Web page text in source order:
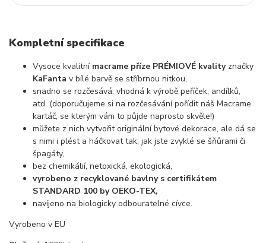
Kompletní specifikace
Vysoce kvalitní macrame příze PRÉMIOVÉ kvalityznačky
KaFanta v bílé barvě se stříbrnou nitkou,
snadno se rozčesává, vhodná k výrobě peříček, andílků,
atd. (doporučujeme si na rozčesávání pořídit náš Macrame
kartáč, se kterým vám to půjde naprosto skvěle!)
můžete z nich vytvořit originální bytové dekorace, ale dá se
s nimi i plést a háčkovat tak, jak jste zvyklé se šňůrami či
špagáty,
bez chemikálií, netoxická, ekologická,
vyrobeno z recyklované bavlny s certifikátem
STANDARD 100 by OEKO-TEX,
navíjeno na biologicky odbouratelné cívce.
Vyrobeno v EU